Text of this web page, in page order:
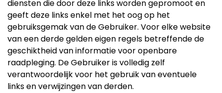
diensten die door deze links worden gepromoot en
geeft deze links enkel met het oog op het
gebruiksgemak van de Gebruiker. Voor elke website
van een derde gelden eigen regels betreffende de
geschiktheid van informatie voor openbare
raadpleging. De Gebruiker is volledig zelf
verantwoordelijk voor het gebruik van eventuele
links en verwijzingen van derden.